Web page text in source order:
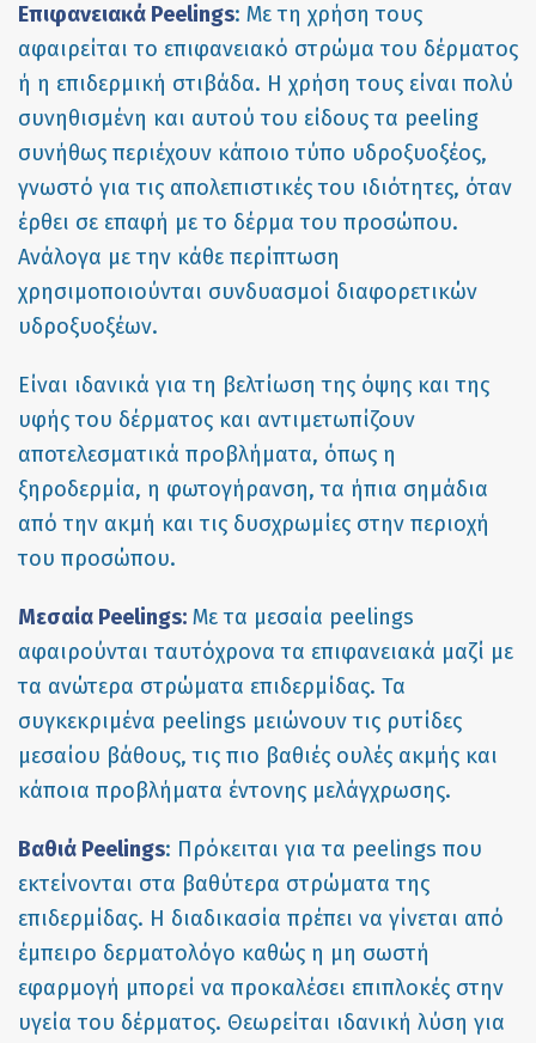
Επιφανειακά Peelings: Mε τη χρήση τους
αφαιρείται το επιφανειακό στρώμα του δέρματος
ή η επιδερμική στιβάδα. Η χρήση τους είναι πολύ
συνηθισμένη και αυτού του είδους τα peeling
συνήθως περιέχουν κάποιο τύπο υδροξυοξέος,
γνωστό για τις απολεπιστικές του ιδιότητες, όταν
έρθει σε επαφή με το δέρμα του προσώπου.
Ανάλογα με την κάθε περίπτωση
χρησιμοποιούνται συνδυασμοί διαφορετικών
υδροξυοξέων.
Είναι ιδανικά για τη βελτίωση της όψης και της
υφής του δέρματος και αντιμετωπίζουν
αποτελεσματικά προβλήματα, όπως η
ξηροδερμία, η φωτογήρανση, τα ήπια σημάδια
από την ακμή και τις δυσχρωμίες στην περιοχή
του προσώπου.
Μεσαία Peelings: Με τα μεσαία peelings
αφαιρούνται ταυτόχρονα τα επιφανειακά μαζί με
τα ανώτερα στρώματα επιδερμίδας. Τα
συγκεκριμένα peelings μειώνουν τις ρυτίδες
μεσαίου βάθους, τις πιο βαθιές ουλές ακμής και
κάποια προβλήματα έντονης μελάγχρωσης.
Βαθιά Peelings: Πρόκειται για τα peelings που
εκτείνονται στα βαθύτερα στρώματα της
επιδερμίδας. Η διαδικασία πρέπει να γίνεται από
έμπειρο δερματολόγο καθώς η μη σωστή
εφαρμογή μπορεί να προκαλέσει επιπλοκές στην
υγεία του δέρματος. Θεωρείται ιδανική λύση για